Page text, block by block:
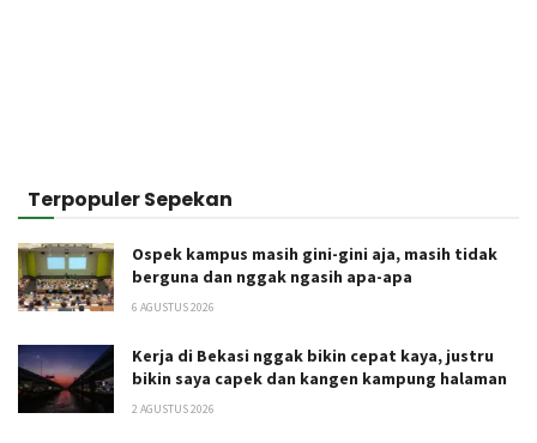
Terpopuler Sepekan
Ospek kampus masih gini-gini aja, masih tidak
berguna dan nggak ngasih apa-apa
6 AGUSTUS 2026
Kerja di Bekasi nggak bikin cepat kaya, justru
bikin saya capek dan kangen kampung halaman
2 AGUSTUS 2026